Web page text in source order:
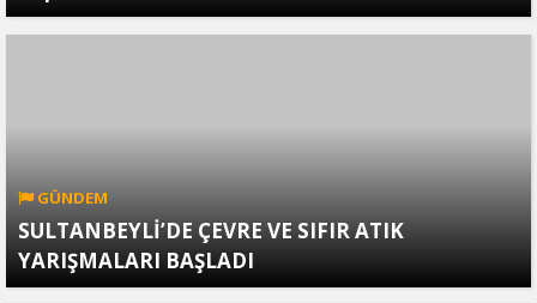
GÜNDEM
SULTANBEYLİ’DE ÇEVRE VE SIFIR ATIK
YARIŞMALARI BAŞLADI